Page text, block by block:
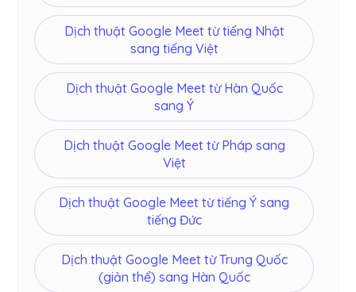
Dịch thuật Google Meet từ tiếng Nhật
sang tiếng Việt
Dịch thuật Google Meet từ Hàn Quốc
sang Ý
Dịch thuật Google Meet từ Pháp sang
Việt
Dịch thuật Google Meet từ tiếng Ý sang
tiếng Đức
Dịch thuật Google Meet từ Trung Quốc
(giản thể) sang Hàn Quốc